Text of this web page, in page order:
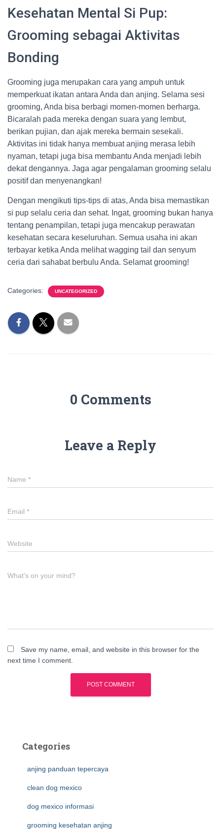
Kesehatan Mental Si Pup:
Grooming sebagai Aktivitas
Bonding
Grooming juga merupakan cara yang ampuh untuk
memperkuat ikatan antara Anda dan anjing. Selama sesi
grooming, Anda bisa berbagi momen-momen berharga.
Bicaralah pada mereka dengan suara yang lembut,
berikan pujian, dan ajak mereka bermain sesekali.
Aktivitas ini tidak hanya membuat anjing merasa lebih
nyaman, tetapi juga bisa membantu Anda menjadi lebih
dekat dengannya. Jaga agar pengalaman grooming selalu
positif dan menyenangkan!
Dengan mengikuti tips-tips di atas, Anda bisa memastikan
si pup selalu ceria dan sehat. Ingat, grooming bukan hanya
tentang penampilan, tetapi juga mencakup perawatan
kesehatan secara keseluruhan. Semua usaha ini akan
terbayar ketika Anda melihat wagging tail dan senyum
ceria dari sahabat berbulu Anda. Selamat grooming!
Categories: UNCATEGORIZED
0 Comments
Leave a Reply
Name *
Email *
Website
What's on your mind?
Save my name, email, and website in this browser for the
next time I comment.
Categories
anjing panduan tepercaya
clean dog mexico
dog mexico informasi
grooming kesehatan anjing